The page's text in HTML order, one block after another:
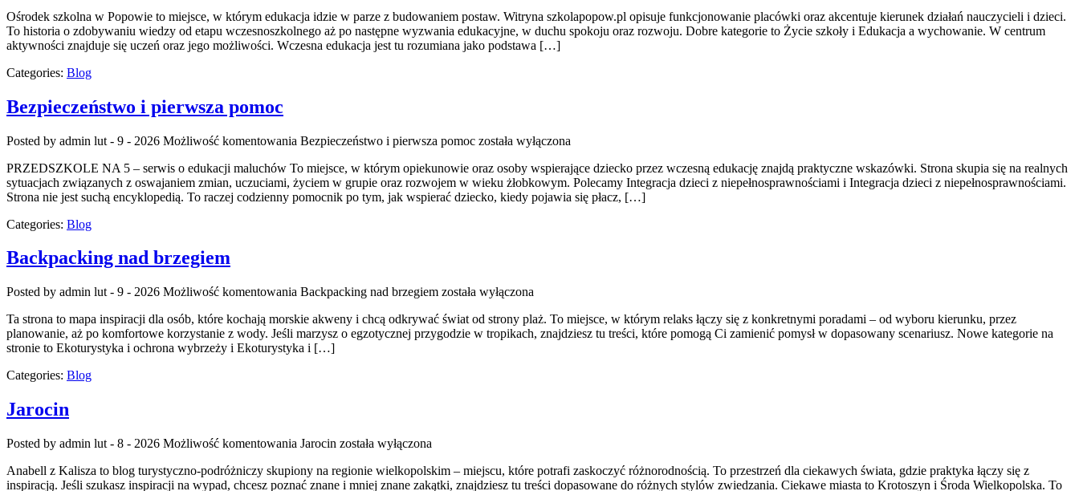
Ośrodek szkolna w Popowie to miejsce, w którym edukacja idzie w parze z budowaniem postaw. Witryna szkolapopow.pl opisuje funkcjonowanie placówki oraz akcentuje kierunek działań nauczycieli i dzieci.
To historia o zdobywaniu wiedzy od etapu wczesnoszkolnego aż po następne wyzwania edukacyjne, w duchu spokoju oraz rozwoju. Dobre kategorie to Życie szkoły i Edukacja a wychowanie. W centrum
aktywności znajduje się uczeń oraz jego możliwości. Wczesna edukacja jest tu rozumiana jako podstawa […]
Categories: Blog
Bezpieczeństwo i pierwsza pomoc
Posted by admin lut - 9 - 2026 Możliwość komentowania Bezpieczeństwo i pierwsza pomoc została wyłączona
PRZEDSZKOLE NA 5 – serwis o edukacji maluchów To miejsce, w którym opiekunowie oraz osoby wspierające dziecko przez wczesną edukację znajdą praktyczne wskazówki. Strona skupia się na realnych
sytuacjach związanych z oswajaniem zmian, uczuciami, życiem w grupie oraz rozwojem w wieku żłobkowym. Polecamy Integracja dzieci z niepełnosprawnościami i Integracja dzieci z niepełnosprawnościami.
Strona nie jest suchą encyklopedią. To raczej codzienny pomocnik po tym, jak wspierać dziecko, kiedy pojawia się płacz, […]
Categories: Blog
Backpacking nad brzegiem
Posted by admin lut - 9 - 2026 Możliwość komentowania Backpacking nad brzegiem została wyłączona
Ta strona to mapa inspiracji dla osób, które kochają morskie akweny i chcą odkrywać świat od strony plaż. To miejsce, w którym relaks łączy się z konkretnymi poradami – od wyboru kierunku, przez
planowanie, aż po komfortowe korzystanie z wody. Jeśli marzysz o egzotycznej przygodzie w tropikach, znajdziesz tu treści, które pomogą Ci zamienić pomysł w dopasowany scenariusz. Nowe kategorie na
stronie to Ekoturystyka i ochrona wybrzeży i Ekoturystyka i […]
Categories: Blog
Jarocin
Posted by admin lut - 8 - 2026 Możliwość komentowania Jarocin została wyłączona
Anabell z Kalisza to blog turystyczno-podróżniczy skupiony na regionie wielkopolskim – miejscu, które potrafi zaskoczyć różnorodnością. To przestrzeń dla ciekawych świata, gdzie praktyka łączy się z
inspiracją. Jeśli szukasz inspiracji na wypad, chcesz poznać znane i mniej znane zakątki, znajdziesz tu treści dopasowane do różnych stylów zwiedzania. Ciekawe miasta to Krotoszyn i Środa Wielkopolska. To